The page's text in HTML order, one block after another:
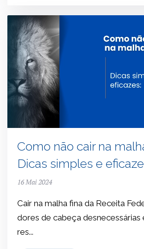
Como não cair na
Dicas simples e
16 Mai 2024
Cair na malha fina da Receita
dores de cabeça desnecessárias
res...